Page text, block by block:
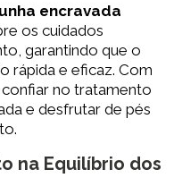
encravada
os cuidados
garantindo que o
rápida e eficaz. Com
no tratamento
e desfrutar de pés
na Equilíbrio dos